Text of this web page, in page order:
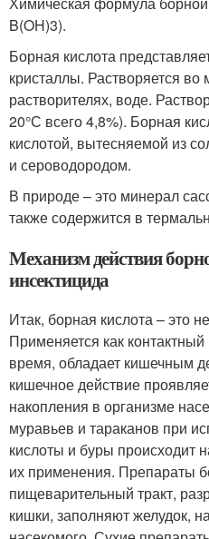
B(OH)3).
Борная кислота
кристаллы. Растворяется во
растворителях, воде.
20°С всего 4,8%). Борная
кислотой, вытесняемой из
и сероводородом.
В природе – это минерал
также содержится в
Механизм действия
инсектицида
Итак, борная кислота – это
Применяется как
время, обладает кишечным
кишечное действие
накопления в организме
муравьев и тараканов при
кислоты и буры происходит
их применения. Препараты
пищеварительный тракт,
кишки, заполняют желудок,